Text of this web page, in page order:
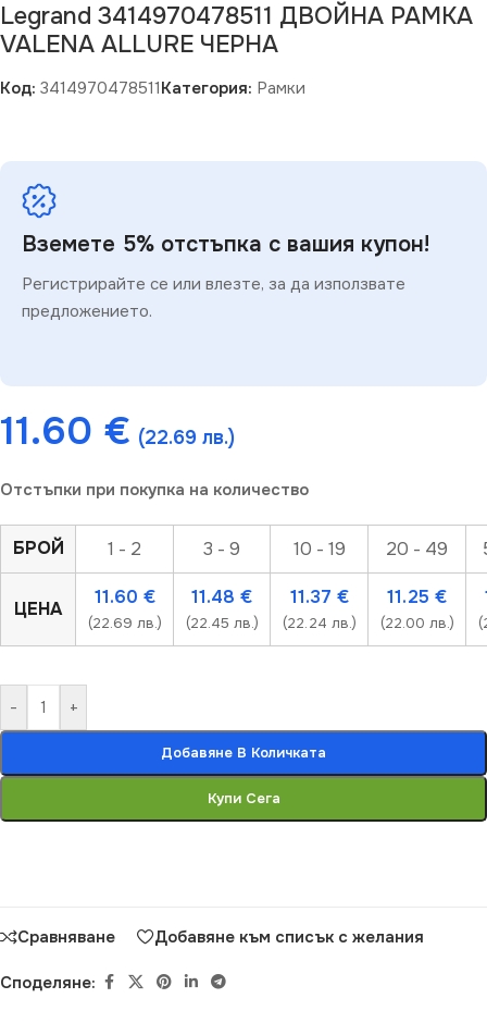
Legrand 3414970478511 ДВОЙНА РАМКА
VALENA ALLURE ЧЕРНА
Код: 3414970478511Категория: Рамки
Вземете 5% отстъпка с вашия купон!
Регистрирайте се или влезте, за да използвате
предложението.
11.60 € (22.69 лв.)
Отстъпки при покупка на количество
БРОЙ 1 - 2 3 - 9 10 - 19 20 - 49
ЦЕНА
11.60 €
(22.69 лв.)
11.48 €
(22.45 лв.)
11.37 €
(22.24 лв.)
11.25 €
(22.00 лв.)
- +
Добавяне В Количката
Купи Сега
Сравняване Добавяне към списък с желания
Споделяне: